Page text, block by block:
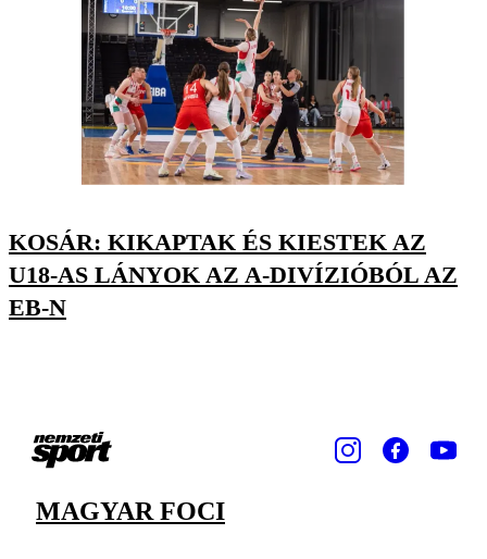
KOSÁR: KIKAPTAK ÉS KIESTEK AZ
U18-AS LÁNYOK AZ A-DIVÍZIÓBÓL AZ
EB-N
MAGYAR FOCI